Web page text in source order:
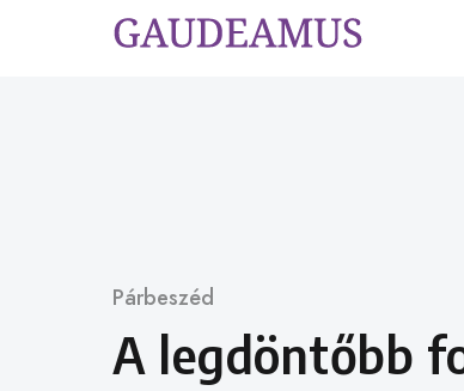
Category
Párbeszéd
A legdöntőbb